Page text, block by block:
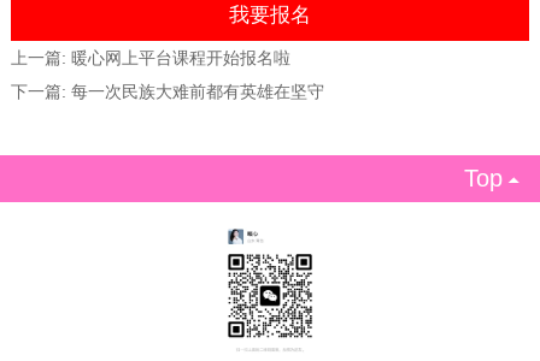
上一篇: 暖心网上平台课程开始报名啦
下一篇: 每一次民族大难前都有英雄在坚守
Top